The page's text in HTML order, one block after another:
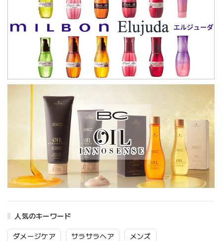
人気のキーワード
ダメージケア サラサラヘア メンズ